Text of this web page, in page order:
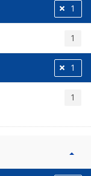
1
1
1
1